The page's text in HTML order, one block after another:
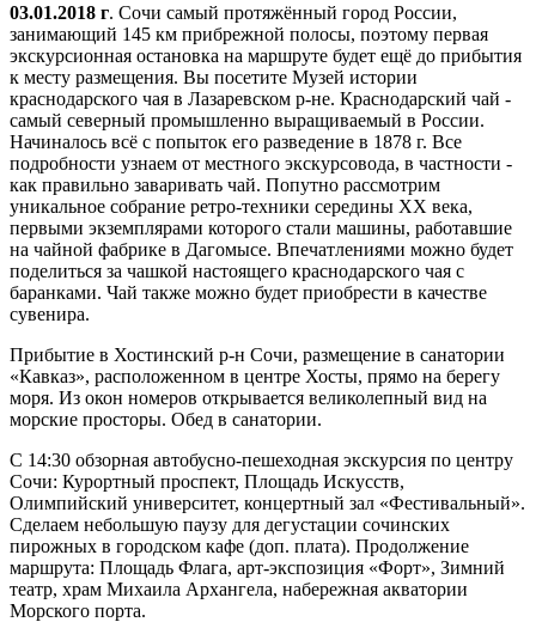
03.01.2018 г. Сочи самый протяжённый город России,
занимающий 145 км прибрежной полосы, поэтому первая
экскурсионная остановка на маршруте будет ещё до прибытия
к месту размещения. Вы посетите Музей истории
краснодарского чая в Лазаревском р-не. Краснодарский чай -
самый северный промышленно выращиваемый в России.
Начиналось всё с попыток его разведение в 1878 г. Все
подробности узнаем от местного экскурсовода, в частности -
как правильно заваривать чай. Попутно рассмотрим
уникальное собрание ретро-техники середины XX века,
первыми экземплярами которого стали машины, работавшие
на чайной фабрике в Дагомысе. Впечатлениями можно будет
поделиться за чашкой настоящего краснодарского чая с
баранками. Чай также можно будет приобрести в качестве
сувенира.
Прибытие в Хостинский р-н Сочи, размещение в санатории
«Кавказ», расположенном в центре Хосты, прямо на берегу
моря. Из окон номеров открывается великолепный вид на
морские просторы. Обед в санатории.
С 14:30 обзорная автобусно-пешеходная экскурсия по центру
Сочи: Курортный проспект, Площадь Искусств,
Олимпийский университет, концертный зал «Фестивальный».
Сделаем небольшую паузу для дегустации сочинских
пирожных в городском кафе (доп. плата). Продолжение
маршрута: Площадь Флага, арт-экспозиция «Форт», Зимний
театр, храм Михаила Архангела, набережная акватории
Морского порта.